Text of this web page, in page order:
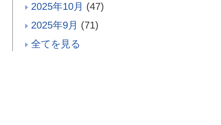
2025年10月 (47)
2025年9月 (71)
全てを見る